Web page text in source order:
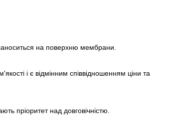
на поверхню мембрани.
і є відмінним співвідношенням ціни та
пріоритет над довговічністю.